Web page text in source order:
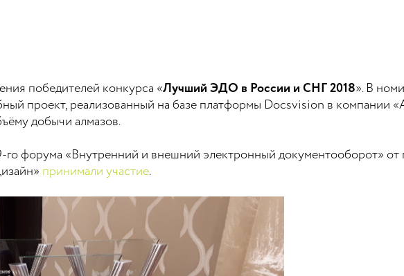
победителей конкурса «Лучший ЭДО в России и СНГ 2018». В
проект, реализованный на базе платформы Docsvision в
добычи алмазов.
го форума «Внутренний и внешний электронный документооборот» от
принимали участие.